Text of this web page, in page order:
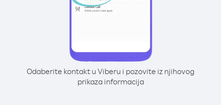
Odaberite kontakt u Viberu i pozovite iz njihovog
prikaza informacija